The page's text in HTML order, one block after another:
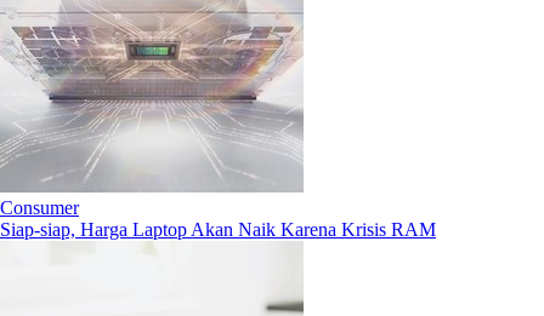
Consumer
Siap-siap, Harga Laptop Akan Naik Karena Krisis RAM